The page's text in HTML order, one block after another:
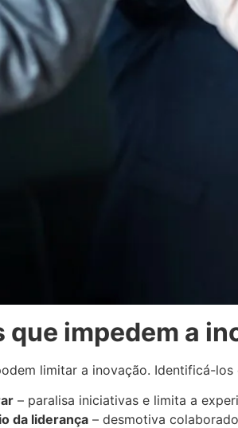
que impedem a
limitar a inovação. Identificá-
– paralisa iniciativas e limita a
da liderança – desmotiva